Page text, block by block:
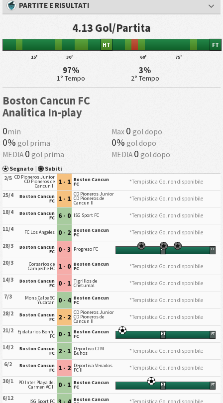
PARTITE E RISULTATI
4.13 Gol/Partita
15' 30'
HT
60' 75'
FT
97%
1° Tempo
3%
2° Tempo
Boston Cancun FC
Analitica In-play
0min Max 0 gol dopo
0% gol prima 0% gol dopo
MEDIA 0 gol prima MEDIA 0 gol dopo
Segnato | Subiti
2/5 CD Pioneros Junior
CD Pioneros de
Cancun II 1 - 1 Boston Cancun
FC
*Tempistica Gol non disponibile
25/4
Boston Cancun
FC 1 - 1 CD Pioneros Junior
CD Pioneros de
Cancun II
*Tempistica Gol non disponibile
18/4
Boston Cancun
FC 6 - 0 ISG Sport FC
*Tempistica Gol non disponibile
11/4
FC Los Angeles 0 - 2 Boston Cancun
FC
*Tempistica Gol non disponibile
28/3
Boston Cancun
FC 0 - 3 Progreso FC HT FT
20/3 Corsarios de
Campeche FC 1 - 0 Boston Cancun
FC
*Tempistica Gol non disponibile
14/3
Boston Cancun
FC 0 - 1 Tigrillos de
Chetumal
*Tempistica Gol non disponibile
7/3
Mons Calpe SC
Yucatan 0 - 4 Boston Cancun
FC
*Tempistica Gol non disponibile
28/2
Boston Cancun
FC 2 - 2 CD Pioneros Junior
CD Pioneros de
Cancun II
*Tempistica Gol non disponibile
21/2
Ejidatarios Bonfil
FC 0 - 1 Boston Cancun
FC HT FT
14/2 Boston Cancun
FC 2 - 1 Deportivo CTM
Buhos
*Tempistica Gol non disponibile
6/2
Boston Cancun
FC 1 - 2 Deportiva Venados
FC II
*Tempistica Gol non disponibile
30/1
PD Inter Playa del
Carmen AC II 0 - 1 Boston Cancun
FC HT FT
6/12 ISG Sport FC Boston Cancun *Tempistica Gol non disponibile